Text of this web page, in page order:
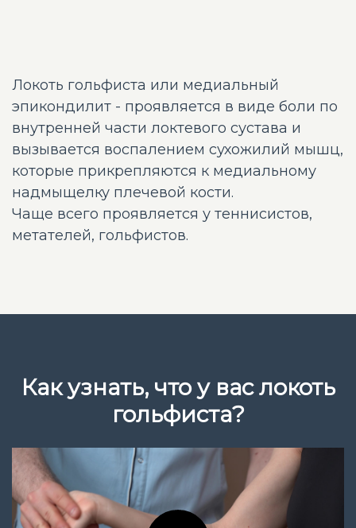
Локоть гольфиста или медиальный
эпикондилит - проявляется в виде боли по
внутренней части локтевого сустава и
вызывается воспалением сухожилий мышц,
которые прикрепляются к медиальному
надмыщелку плечевой кости.
Чаще всего проявляется у теннисистов,
метателей, гольфистов.
Как узнать, что у вас локоть
гольфиста?